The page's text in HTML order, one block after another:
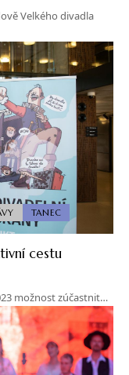
Velkého divadla
TANEC
cestu
možnost zúčastnit…